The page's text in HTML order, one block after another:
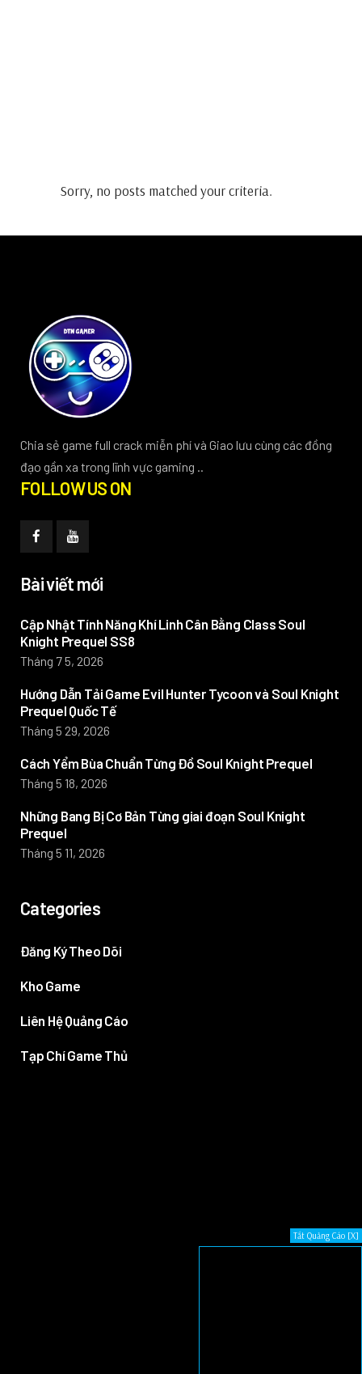
Sorry, no posts matched your criteria.
Chia sẻ game full crack miễn phí và Giao lưu cùng các đồng
đạo gần xa trong lĩnh vực gaming ..
FOLLOW US ON
Bài viết mới
Cập Nhật Tính Năng Khí Linh Cân Bằng Class Soul
Knight Prequel SS8
Tháng 7 5, 2026
Hướng Dẫn Tải Game Evil Hunter Tycoon và Soul Knight
Prequel Quốc Tế
Tháng 5 29, 2026
Cách Yểm Bùa Chuẩn Từng Đồ Soul Knight Prequel
Tháng 5 18, 2026
Những Bang Bị Cơ Bản Từng giai đoạn Soul Knight
Prequel
Tháng 5 11, 2026
Categories
Đăng Ký Theo Dõi
Kho Game
Liên Hệ Quảng Cáo
Tạp Chí Game Thủ
Tắt Quảng Cáo [X]